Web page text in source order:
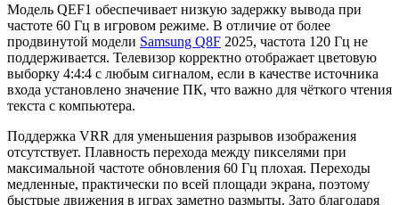
Модель QEF1 обеспечивает низкую задержку вывода при
частоте 60 Гц в игровом режиме. В отличие от более
продвинутой модели Samsung Q8F 2025, частота 120 Гц не
поддерживается. Телевизор корректно отображает цветовую
выборку 4:4:4 с любым сигналом, если в качестве источника
входа установлено значение ПК, что важно для чёткого чтения
текста с компьютера.
Поддержка VRR для уменьшения разрывов изображения
отсутствует. Плавность перехода между пикселями при
максимальной частоте обновления 60 Гц плохая. Переходы
медленные, практически по всей площади экрана, поэтому
быстрые движения в играх заметно размыты. Зато благодаря